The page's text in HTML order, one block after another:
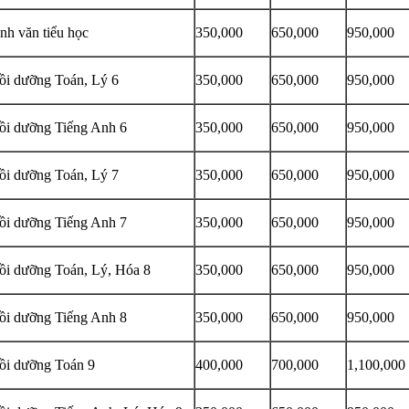
văn tiểu học 350,000 650,000 950,000
dưỡng Toán, Lý 6 350,000 650,000 950,000
dưỡng Tiếng Anh 6 350,000 650,000 950,000
dưỡng Toán, Lý 7 350,000 650,000 950,000
dưỡng Tiếng Anh 7 350,000 650,000 950,000
dưỡng Toán, Lý, Hóa 8 350,000 650,000 950,000
dưỡng Tiếng Anh 8 350,000 650,000 950,000
dưỡng Toán 9 400,000 700,000 1,100,000